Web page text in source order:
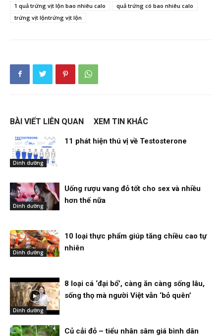
1 quả trứng vịt lộn bao nhiêu calo
quả trứng có bao nhiêu calo
trứng vịt lộntrứng vịt lộn
BÀI VIẾT LIÊN QUAN XEM TIN KHÁC
Dinh dưỡng
11 phát hiện thú vị về Testosterone
Dinh dưỡng
Uống rượu vang đỏ tốt cho sex và nhiều
hơn thế nữa
Dinh dưỡng
10 loại thực phẩm giúp tăng chiều cao tự
nhiên
Dinh dưỡng
8 loại cá ‘đại bổ’, càng ăn càng sống lâu,
sống thọ mà người Việt vẫn ‘bỏ quên’
Củ cải đỏ – tiểu nhân sâm giá bình dân